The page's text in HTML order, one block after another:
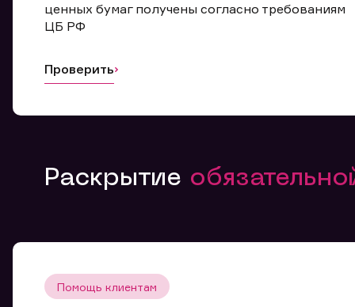
ценных бумаг получены согласно требованиям
ЦБ РФ
Проверить
Раскрытие
Помощь клиентам